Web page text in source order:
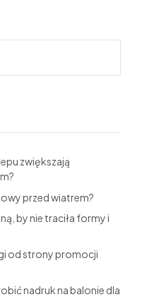
zwiększają
przed wiatrem?
by nie traciła formy i
od strony promocji
nadruk na balonie dla